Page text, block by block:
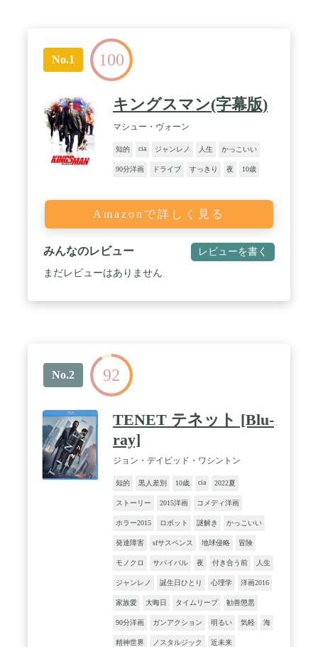
No.1 100
キングスマン(字幕版)
マシュー・ヴォーン
知的 cia ジャンレノ 人生 かっこいい
90分洋画 ドライブ すっきり 夜 10歳
Amazonで詳しく見る
みんなのレビュー レビューを書く
まだレビューはありません
No.2 92
TENET テネット [Blu-
ray]
ジョン・デイビッド・ワシントン
知的 黒人差別 10歳 cia 2022夏
ストーリー 2015洋画 コメディ洋画
ホラー2015 ロボット 謎解き かっこいい
発達障害 sfサスペンス 地球侵略 冒険
モノクロ サバイバル 夜 付き合う前 人生
ジャンレノ 誕生日ひとり 心理学 洋画2016
家族愛 大晦日 タイムリープ 勧善懲悪
90分洋画 ガンアクション 明るい 気軽 海
精神世界 ノスタルジック 近未来